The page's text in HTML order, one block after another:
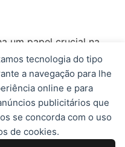
tecnologia do tipo
a navegação para lhe
online e para
publicitários que
se concorda com o uso
de cookies.
um papel crucial na
a segurança,
colmeias. Ao escolher
apicultores podem
de seus
saudável das
de alta qualidade.